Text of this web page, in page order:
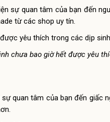
sự quan tâm của bạn đến
từ các shop uy tín.
chưa bao giờ hết được yêu
quan tâm của bạn đến giấc